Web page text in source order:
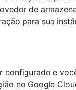
de
para sua
configurado e
no Google